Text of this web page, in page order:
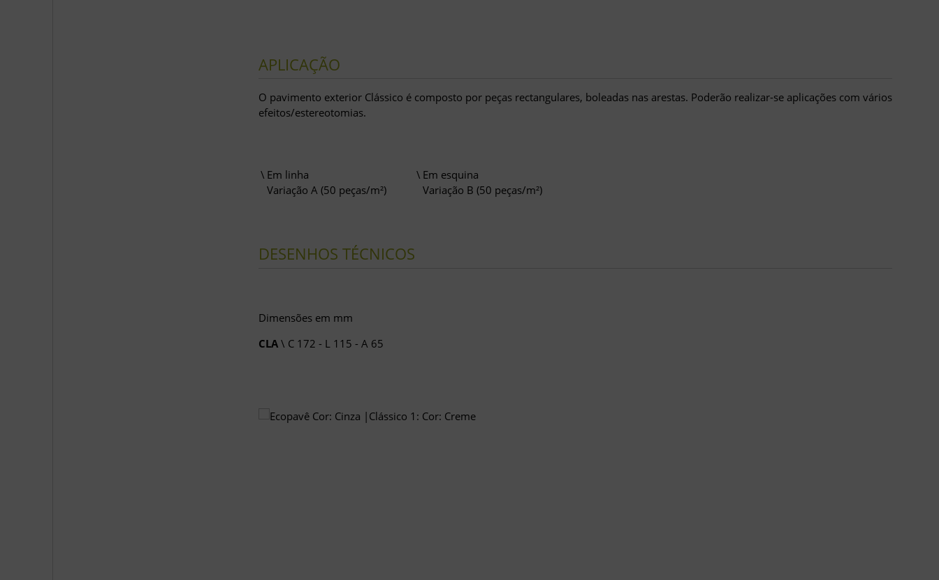
APLICAÇÃO
O pavimento exterior Clássico é composto por peças rectangulares, boleadas nas arestas. Poderão realizar-se aplicações com vários
efeitos/estereotomias.
Em linha
Variação A (50 peças/m²)
Em esquina
Variação B (50 peças/m²)
DESENHOS TÉCNICOS
Dimensões em mm
CLA \ C 172 - L 115 - A 65